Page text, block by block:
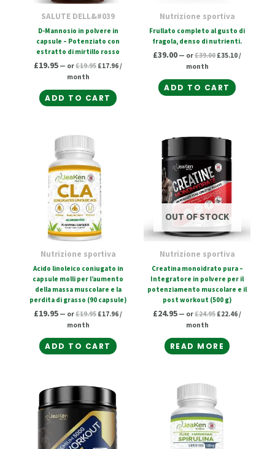
SALUTE DELL&#039
D-Mannosio in polvere in
capsule – Potenziato con
estratto di mirtillo rosso
£19.95 — or£19.95 £17.96/
month
ADD TO CART
Nutrizione sportiva
Frullato completo al gusto di
fragola, denso di nutrienti.
£39.00 — or£39.00 £35.10/
month
ADD TO CART
Nutrizione sportiva
Acido linoleico coniugato in
capsule molli per l’aumento
della massa muscolare e la
perdita di grasso (90 capsule)
£19.95 — or£19.95
£19.95.
£17.96/
month
ADD TO CART
OUT OF STOCK
Nutrizione sportiva
Creatina monoidrato pura –
Integratore in polvere per il
potenziamento muscolare e il
post workout (500 g)
£24.95 — or£24.95
Original
price
was:
£24.95.
£22.46/
month
READ MORE
Original
was:
£32.95.